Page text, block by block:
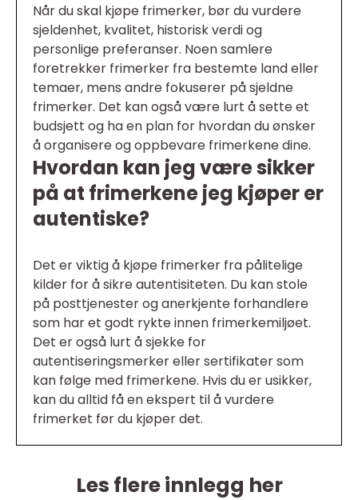
Når du skal kjøpe frimerker, bør du vurdere
sjeldenhet, kvalitet, historisk verdi og
personlige preferanser. Noen samlere
foretrekker frimerker fra bestemte land eller
temaer, mens andre fokuserer på sjeldne
frimerker. Det kan også være lurt å sette et
budsjett og ha en plan for hvordan du ønsker
å organisere og oppbevare frimerkene dine.
Hvordan kan jeg være sikker
på at frimerkene jeg kjøper er
autentiske?
Det er viktig å kjøpe frimerker fra pålitelige
kilder for å sikre autentisiteten. Du kan stole
på posttjenester og anerkjente forhandlere
som har et godt rykte innen frimerkemiljøet.
Det er også lurt å sjekke for
autentiseringsmerker eller sertifikater som
kan følge med frimerkene. Hvis du er usikker,
kan du alltid få en ekspert til å vurdere
frimerket før du kjøper det.
Les flere innlegg her